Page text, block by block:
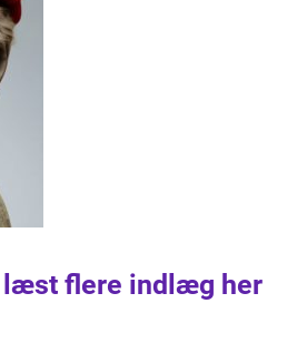
læst flere indlæg her